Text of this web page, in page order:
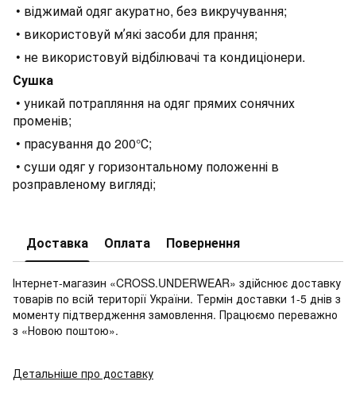
• віджимай одяг акуратно, без викручування;
• використовуй мʼякі засоби для прання;
• не використовуй відбілювачі та кондиціонери.
Сушка
• уникай потрапляння на одяг прямих сонячних
променів;
• прасування до 200°С;
• суши одяг у горизонтальному положенні в
розправленому вигляді;
Доставка Оплата Повернення
Інтернет-магазин «CROSS.UNDERWEAR» здійснює доставку
товарів по всій території України. Термін доставки 1-5 днів з
моменту підтвердження замовлення. Працюємо переважно
з «Новою поштою».
Детальніше про доставку